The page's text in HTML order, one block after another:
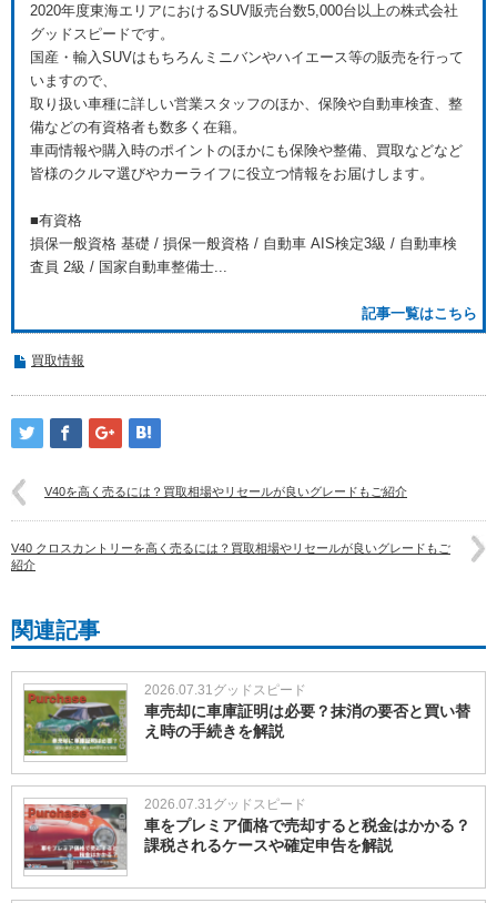
2020年度東海エリアにおけるSUV販売台数5,000台以上の株式会社
グッドスピードです。
国産・輸入SUVはもちろんミニバンやハイエース等の販売を行って
いますので、
取り扱い車種に詳しい営業スタッフのほか、保険や自動車検査、整
備などの有資格者も数多く在籍。
車両情報や購入時のポイントのほかにも保険や整備、買取などなど
皆様のクルマ選びやカーライフに役立つ情報をお届けします。
■有資格
損保一般資格 基礎 / 損保一般資格 / 自動車 AIS検定3級 / 自動車検
査員 2級 / 国家自動車整備士...
記事一覧はこちら
買取情報
V40を高く売るには？買取相場やリセールが良いグレードもご紹介
V40 クロスカントリーを高く売るには？買取相場やリセールが良いグレードもご
紹介
関連記事
2026.07.31グッドスピード
車売却に車庫証明は必要？抹消の要否と買い替
え時の手続きを解説
2026.07.31グッドスピード
車をプレミア価格で売却すると税金はかかる？
課税されるケースや確定申告を解説